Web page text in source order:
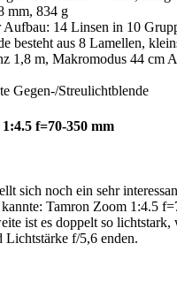
mm, 834 g
Aufbau: 14 Linsen in 10
besteht aus 8 Lamellen,
1,8 m, Makromodus 44 cm
Gegen-/Streulichtblende
f=70-350 mm
sich noch ein sehr
Tamron Zoom 1:4.5
ist es doppelt so
Lichtstärke f/5,6 enden.